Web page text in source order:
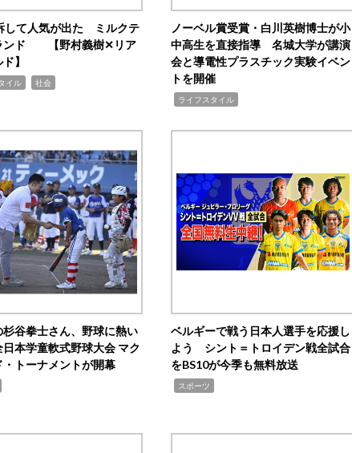
して人気が出た ミルクテ
ンド 【野村義樹✕リア
】
イル 社会
ノーベル賞受賞・白川英樹博士が小
中高生を直接指導 名城大学が講演
会と導電性プラスチック実験イベン
トを開催
ライフスタイル
杉谷拳士さん、野球に熱い
本学童軟式野球大会 マク
・トーナメントが開幕
ベルギーで戦う日本人選手を応援し
よう シント＝トロイデン戦全試合
をBS10が今季も無料放送
スポーツ